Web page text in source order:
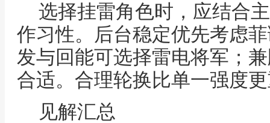
选择挂雷角色时，应结合
作习性。后台稳定优先考虑
发与回能可选择雷电将军；
合适。合理轮换比单一强度
见解汇总